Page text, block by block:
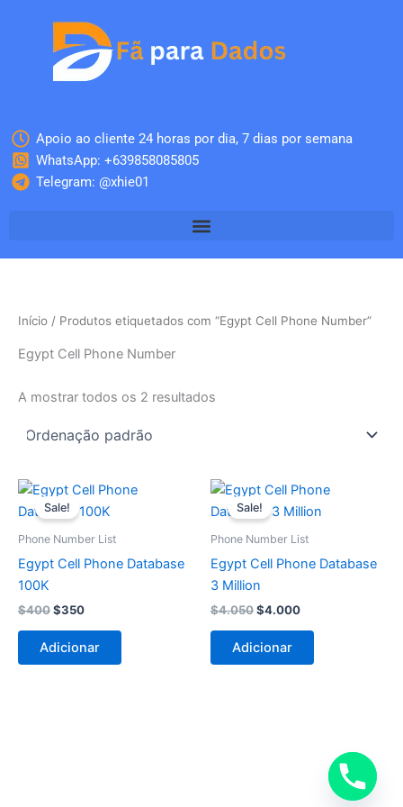
Apoio ao cliente 24 horas por dia, 7 dias por semana
WhatsApp: +639858085805
Telegram: @xhie01
Início / Produtos etiquetados com “Egypt Cell Phone Number”
Egypt Cell Phone Number
A mostrar todos os 2 resultados
Sale!
Phone Number List
Egypt Cell Phone Database
100K
$400
O
preço
original
$400.
$350
O
atual
$350.
Adicionar
Sale!
Phone Number List
Egypt Cell Phone Database
3 Million
$4.050
O
preço
original
$4.050.
$4.000
O
atual
$4.000.
Adicionar